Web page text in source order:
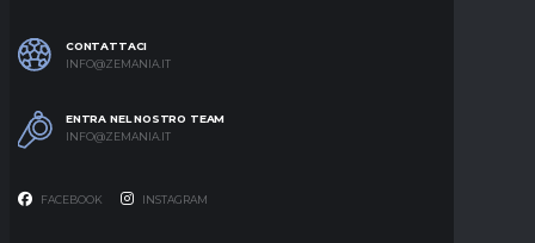
CONTATTACI
INFO@ZEMANIA.IT
ENTRA NEL NOSTRO TEAM
INFO@ZEMANIA.IT
FACEBOOK INSTAGRAM